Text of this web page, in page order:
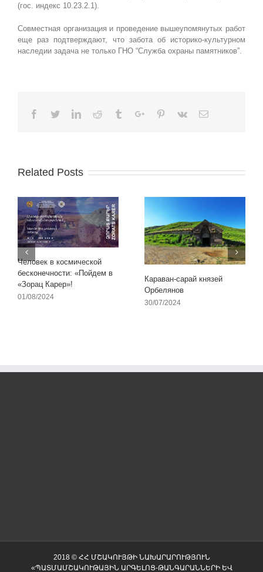
(гос. индекс 10.23.2.1).
Совместная организация и проведение вышеупомянутых работ
еще раз подтверждают, что забота об историко-культурном
наследии задача не только ГНО “Служба охраны памятников”.
Facebook
TwitterLinkedinReddit TumblrGoogle+Pinterest
Vk Email
Related Posts
Человек в космической
бесконечности: «Пойдем в
«Зорац Карер»!
01/08/2024
Караван-сарай князей
Орбелянов
30/07/2024
2018 © ՀՀ ՄՇԱԿՈՒՅԹԻ ՆԱԽԱՐԱՐՈՒԹՅՈՒՆ
«ՊԱՏՄԱՄՇԱԿՈՒԹԱՅԻՆ ԱՐԳԵԼՈՑ-ԹԱՆԳԱՐԱՆՆԵՐԻ ԵՎ